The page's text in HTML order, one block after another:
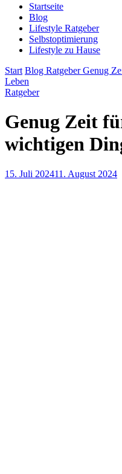
Startseite
Blog
Lifestyle Ratgeber
Selbstoptimierung
Lifestyle zu Hause
Start Blog RatgeberGenug
Leben
Ratgeber
Genug Zeit
wichtigen
15. Juli 202411. August 2024